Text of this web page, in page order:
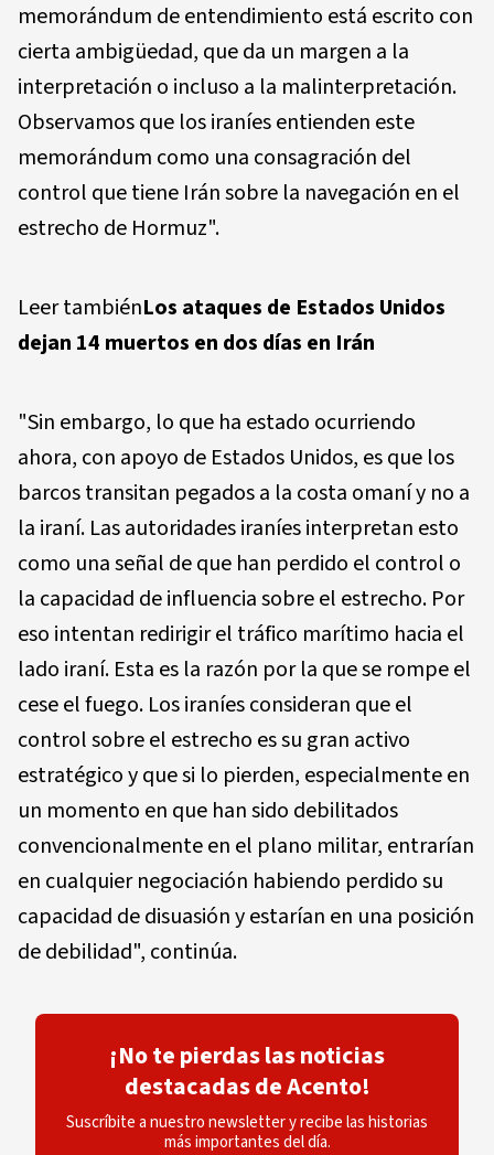
memorándum de entendimiento está escrito con
cierta ambigüedad, que da un margen a la
interpretación o incluso a la malinterpretación.
Observamos que los iraníes entienden este
memorándum como una consagración del
control que tiene Irán sobre la navegación en el
estrecho de Hormuz".
Leer tambiénLos ataques de Estados Unidos
dejan 14 muertos en dos días en Irán
"Sin embargo, lo que ha estado ocurriendo
ahora, con apoyo de Estados Unidos, es que los
barcos transitan pegados a la costa omaní y no a
la iraní. Las autoridades iraníes interpretan esto
como una señal de que han perdido el control o
la capacidad de influencia sobre el estrecho. Por
eso intentan redirigir el tráfico marítimo hacia el
lado iraní. Esta es la razón por la que se rompe el
cese el fuego. Los iraníes consideran que el
control sobre el estrecho es su gran activo
estratégico y que si lo pierden, especialmente en
un momento en que han sido debilitados
convencionalmente en el plano militar, entrarían
en cualquier negociación habiendo perdido su
capacidad de disuasión y estarían en una posición
de debilidad", continúa.
¡No te pierdas las noticias
destacadas de Acento!
Suscríbite a nuestro newsletter y recibe las historias
más importantes del día.